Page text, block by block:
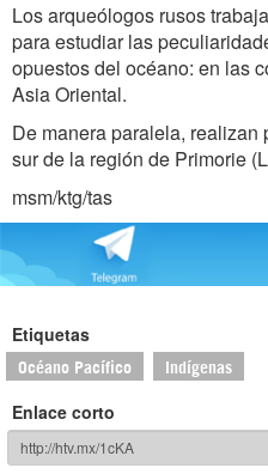
Los arqueólogos rusos
para estudiar las
opuestos del océano: en las
Asia Oriental.
De manera paralela,
sur de la región de Primorie
msm/ktg/tas
Etiquetas
Océano Pacífico Indígenas
Enlace corto